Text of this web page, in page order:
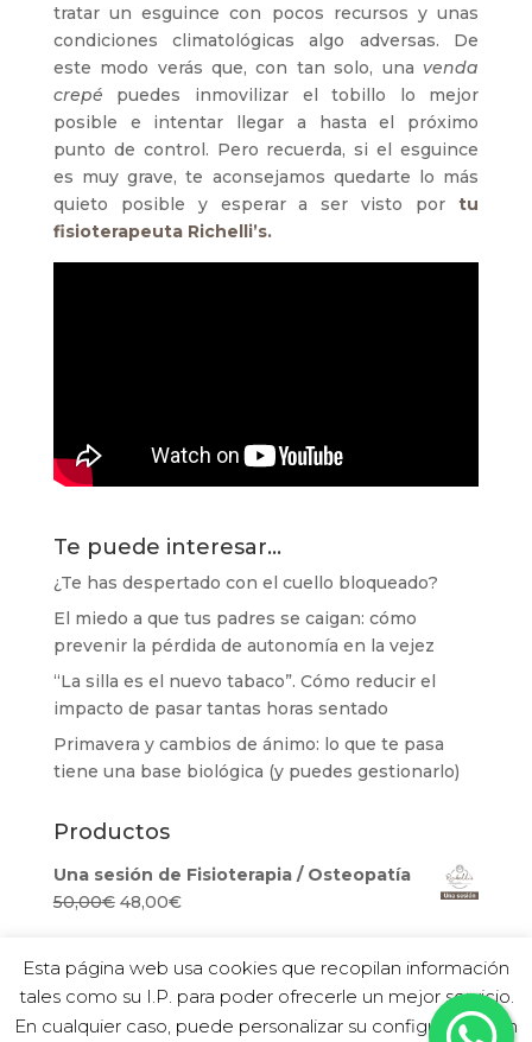
tratar un esguince con pocos recursos y unas
condiciones climatológicas algo adversas. De
este modo verás que, con tan solo, unavenda
crepé puedes inmovilizar el tobillo lo mejor
posible e intentar llegar a hasta el próximo
punto de control. Pero recuerda, si el esguince
es muy grave, te aconsejamos quedarte lo más
quieto posible y esperar a ser visto portu
fisioterapeuta Richelli’s.
Te puede interesar…
¿Te has despertado con el cuello bloqueado?
El miedo a que tus padres se caigan: cómo
prevenir la pérdida de autonomía en la vejez
“La silla es el nuevo tabaco”. Cómo reducir el
impacto de pasar tantas horas sentado
Primavera y cambios de ánimo: lo que te pasa
tiene una base biológica (y puedes gestionarlo)
Productos
Una sesión de Fisioterapia / Osteopatía
50,00€ El
50,00€.
48,00€El
48,00€.
Esta página web usa cookies que recopilan información
tales como su I.P. para poder ofrecerle un mejor servicio.
En cualquier caso, puede personalizar su configuración en